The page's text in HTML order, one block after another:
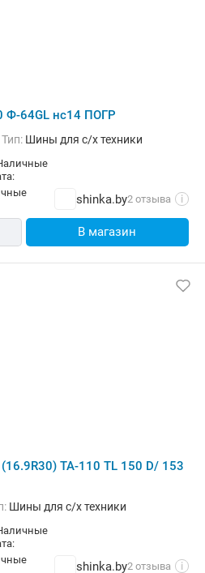
64GL нс14 ПОГР
Тип: Шины для с/х техники
наличные
shinka.by2 отзыва i
В магазин
TA-110 TL 150 D/ 153
Шины для с/х техники
наличные
shinka.by2 отзыва i